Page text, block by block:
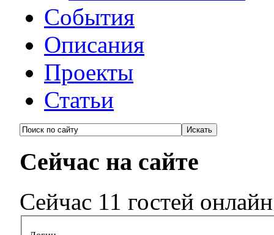
События
Описания
Проекты
Статьи
Сейчас на сайте
Сейчас 11 гостей онлайн